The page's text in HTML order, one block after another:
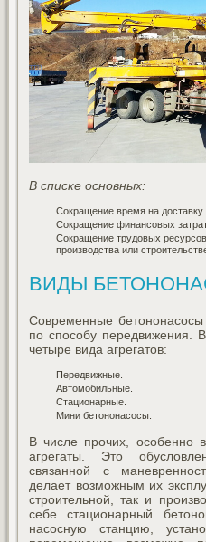
В списке основных:
Сокращение время на доставку
Сокращение финансовых
Сокращение трудовых
производства или
ВИДЫ
Современные
по способу передвижения.
четыре вида агрегатов:
Передвижные.
Автомобильные.
Стационарные.
Мини бетононасосы.
В числе прочих, особенно
агрегаты. Это
связанной с
делает возможным их
строительной, так и
себе стационарный
насосную станцию,